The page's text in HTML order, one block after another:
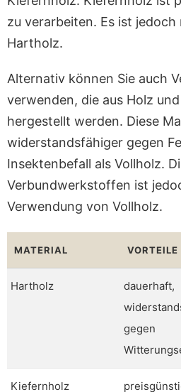
zu verarbeiten. Es ist
Hartholz.
Alternativ können Sie auch
verwenden, die aus Holz
hergestellt werden. Diese
widerstandsfähiger gegen
Insektenbefall als Vollholz.
Verbundwerkstoffen ist
Verwendung von Vollholz.
MATERIAL VORTEILE
Hartholz
dauerhaft,
gegen
Kiefernholz